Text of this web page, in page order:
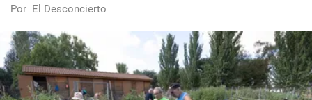
Por El Desconcierto